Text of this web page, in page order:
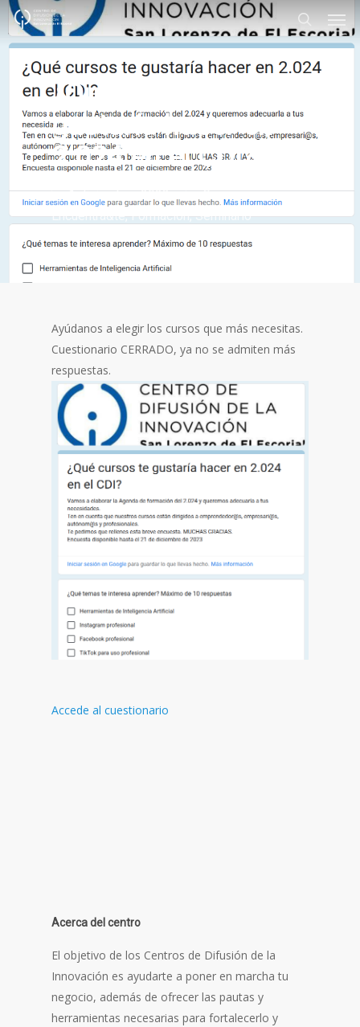
Skip
to
main
content
search
¿Qué cursos te
gustaría hacer en
2.024 en el CDI?
1 diciembre, 2023 Curso,
Encuentra&té,Formación,Seminario
Ayúdanos a elegir los cursos que más necesitas.
Cuestionario CERRADO, ya no se admiten más
respuestas.
Accede al cuestionario
Acerca del centro
El objetivo de los Centros de Difusión de la
Innovación es ayudarte a poner en marcha tu
negocio, además de ofrecer las pautas y
herramientas necesarias para fortalecerlo y